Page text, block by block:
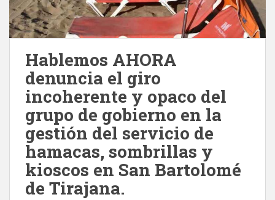
Hablemos AHORA
denuncia el giro
incoherente y opaco del
grupo de gobierno en la
gestión del servicio de
hamacas, sombrillas y
kioscos en San Bartolomé
de Tirajana.